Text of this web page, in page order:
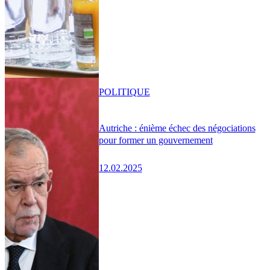
Autriche : énième échec des négociations
pour former un gouvernement
12.02.2025
POLITIQUE